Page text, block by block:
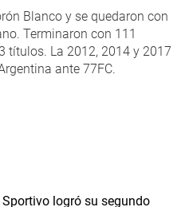
Blanco y se quedaron con
Terminaron con 111
títulos. La 2012, 2014 y 2017
ante 77FC.